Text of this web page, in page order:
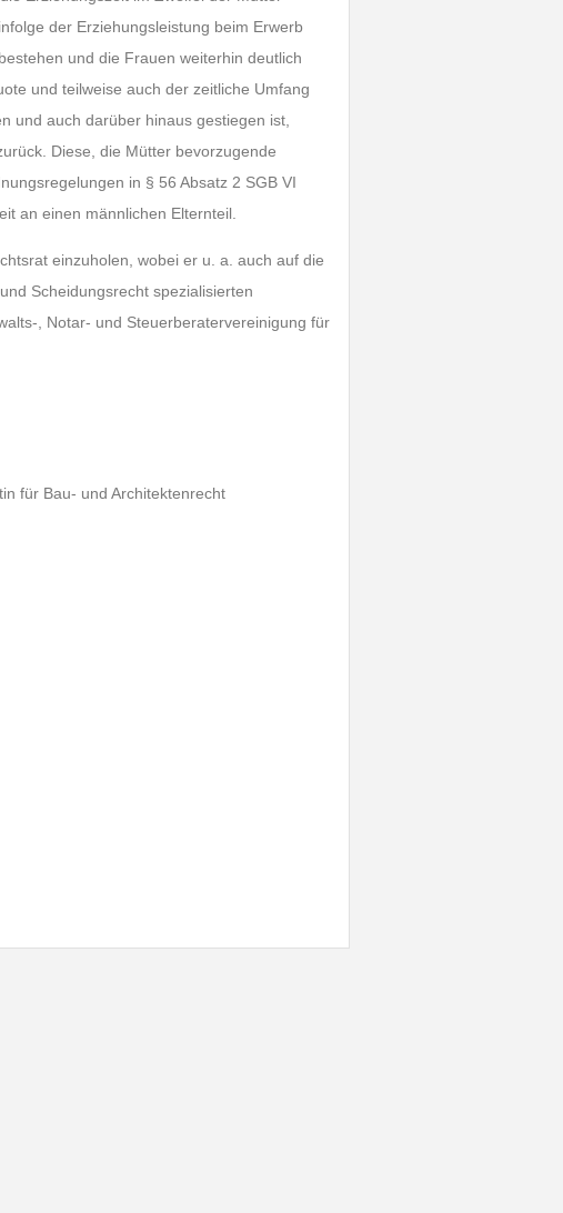
der Erziehungsleistung beim Erwerb
und die Frauen weiterhin deutlich
und teilweise auch der zeitliche Umfang
und auch darüber hinaus gestiegen ist,
Diese, die Mütter bevorzugende
in § 56 Absatz 2 SGB VI
an einen männlichen Elternteil.
einzuholen, wobei er u. a. auch auf die
Scheidungsrecht spezialisierten
, Notar- und Steuerberatervereinigung für
für Bau- und Architektenrecht